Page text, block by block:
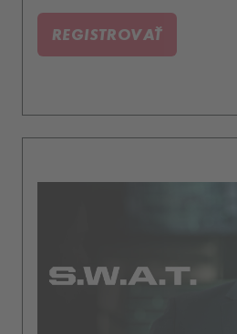
REGISTROVAŤ